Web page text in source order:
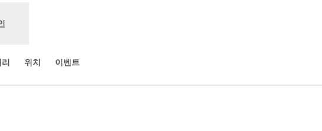
위치 이벤트